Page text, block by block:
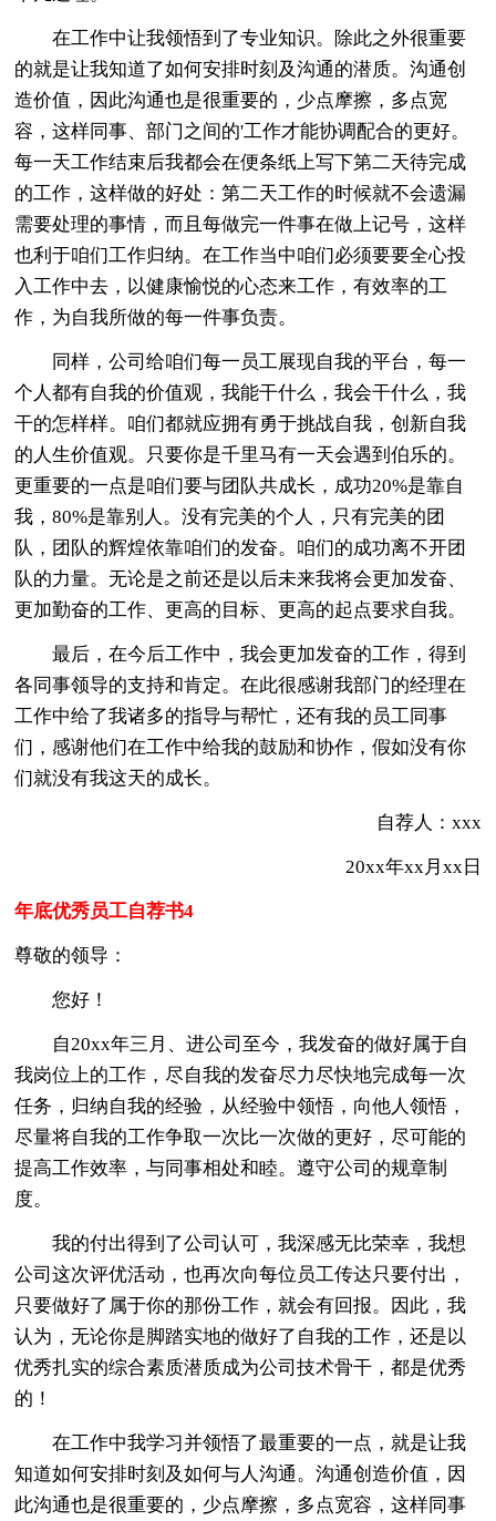
在工作中让我领悟到了专业知识。除此之外很重要
的就是让我知道了如何安排时刻及沟通的潜质。沟通创
造价值，因此沟通也是很重要的，少点摩擦，多点宽
容，这样同事、部门之间的'工作才能协调配合的更好。
每一天工作结束后我都会在便条纸上写下第二天待完成
的工作，这样做的好处：第二天工作的时候就不会遗漏
需要处理的事情，而且每做完一件事在做上记号，这样
也利于咱们工作归纳。在工作当中咱们必须要要全心投
入工作中去，以健康愉悦的心态来工作，有效率的工
作，为自我所做的每一件事负责。
同样，公司给咱们每一员工展现自我的平台，每一
个人都有自我的价值观，我能干什么，我会干什么，我
干的怎样样。咱们都就应拥有勇于挑战自我，创新自我
的人生价值观。只要你是千里马有一天会遇到伯乐的。
更重要的一点是咱们要与团队共成长，成功20%是靠自
我，80%是靠别人。没有完美的个人，只有完美的团
队，团队的辉煌依靠咱们的发奋。咱们的成功离不开团
队的力量。无论是之前还是以后未来我将会更加发奋、
更加勤奋的工作、更高的目标、更高的起点要求自我。
最后，在今后工作中，我会更加发奋的工作，得到
各同事领导的支持和肯定。在此很感谢我部门的经理在
工作中给了我诸多的指导与帮忙，还有我的员工同事
们，感谢他们在工作中给我的鼓励和协作，假如没有你
们就没有我这天的成长。
自荐人：xxx
20xx年xx月xx日
年底优秀员工自荐书4
尊敬的领导：
您好！
自20xx年三月、进公司至今，我发奋的做好属于自
我岗位上的工作，尽自我的发奋尽力尽快地完成每一次
任务，归纳自我的经验，从经验中领悟，向他人领悟，
尽量将自我的工作争取一次比一次做的更好，尽可能的
提高工作效率，与同事相处和睦。遵守公司的规章制
度。
我的付出得到了公司认可，我深感无比荣幸，我想
公司这次评优活动，也再次向每位员工传达只要付出，
只要做好了属于你的那份工作，就会有回报。因此，我
认为，无论你是脚踏实地的做好了自我的工作，还是以
优秀扎实的综合素质潜质成为公司技术骨干，都是优秀
的！
在工作中我学习并领悟了最重要的一点，就是让我
知道如何安排时刻及如何与人沟通。沟通创造价值，因
此沟通也是很重要的，少点摩擦，多点宽容，这样同事